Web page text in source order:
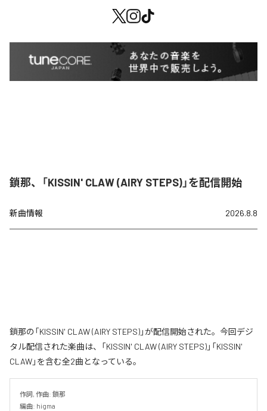
鎖那、「KISSIN' CLAW (AIRY STEPS)」を配信開始
新曲情報 2026.8.8
鎖那の「KISSIN' CLAW (AIRY STEPS)」が配信開始された。今回デジ
タル配信された楽曲は、「KISSIN' CLAW (AIRY STEPS)」「KISSIN'
CLAW」を含む全2曲となっている。
作詞, 作曲: 鎖那
編曲: higma